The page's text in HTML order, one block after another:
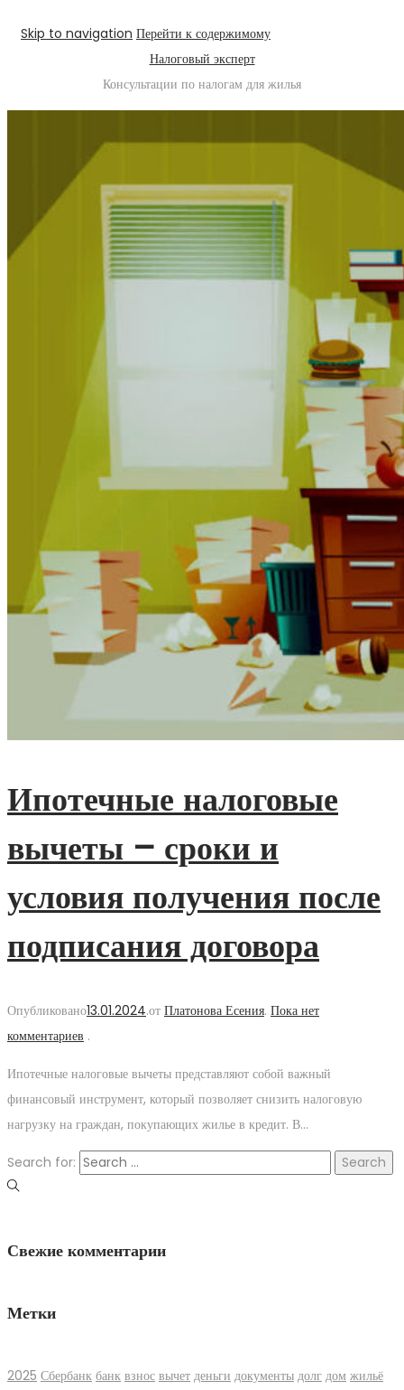
Skip to navigation Перейти к содержимому
Налоговый эксперт
Консультации по налогам для жилья
Ипотечные налоговые
вычеты – сроки и
условия получения после
подписания договора
Опубликовано13.01.2024.от Платонова Есения. Пока нет
комментариев .
Ипотечные налоговые вычеты представляют собой важный
финансовый инструмент, который позволяет снизить налоговую
нагрузку на граждан, покупающих жилье в кредит. В…
Search for:
Свежие комментарии
Метки
2025 Сбербанк банк взнос вычет деньги документы долг дом жильё